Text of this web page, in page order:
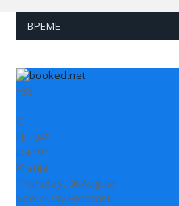
ВРЕМЕ
+33
°
C
H: +34°
L: +19°
Vranje
Thursday, 06 August
See 7-Day Forecast